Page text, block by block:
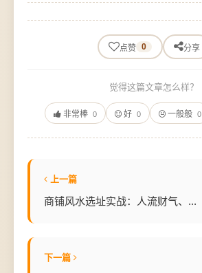
点赞 0 分享
觉得这篇文章怎么样？
非常棒 0 好 0 一般般 0
上一篇
商铺风水选址实战：人流财气、...
下一篇